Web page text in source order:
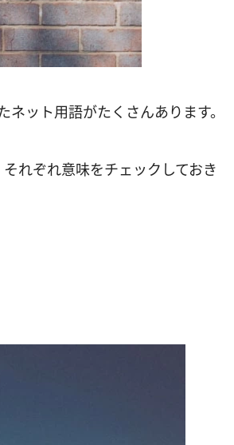
ネット用語がたくさんあります。
れぞれ意味をチェックしておき